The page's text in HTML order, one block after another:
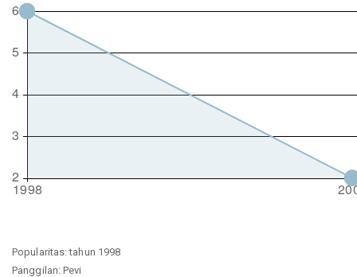
Popularitas: tahun 1998
Panggilan: Pevi